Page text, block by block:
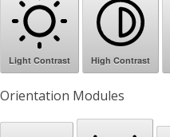
Light Contrast High Contrast
Orientation Modules